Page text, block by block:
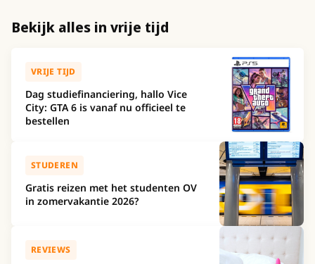
Bekijk alles in vrije tijd
VRIJE TIJD
Dag studiefinanciering, hallo Vice
City: GTA 6 is vanaf nu officieel te
bestellen
STUDEREN
Gratis reizen met het studenten OV
in zomervakantie 2026?
REVIEWS